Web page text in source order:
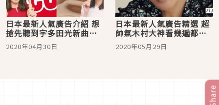
日本最新人氣廣告介紹 想
搶先聽到宇多田光新曲就
一定要看！
2020年04月30日
日本最新人氣廣告精選 超
帥氣木村大神看幾遍都不
嫌多！
2020年05月29日
Share